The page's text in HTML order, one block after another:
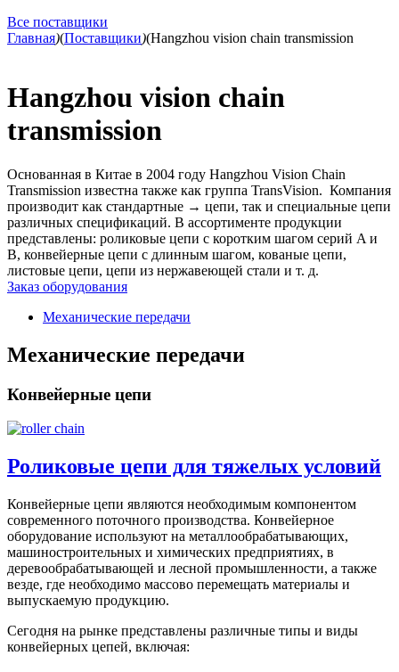
Все поставщики
Главная)(Поставщики)(Hangzhou vision chain transmission
Hangzhou vision chain
transmission
Основанная в Китае в 2004 году Hangzhou Vision Chain
Transmission известна также как группа TransVision. Компания
производит как стандартные → цепи, так и специальные цепи
различных спецификаций. В ассортименте продукции
представлены: роликовые цепи с коротким шагом серий A и
B, конвейерные цепи с длинным шагом, кованые цепи,
листовые цепи, цепи из нержавеющей стали и т. д.
Заказ оборудования
Механические передачи
Механические передачи
Конвейерные цепи
Роликовые цепи для тяжелых условий
Конвейерные цепи являются необходимым компонентом
современного поточного производства. Конвейерное
оборудование используют на металлообрабатывающих,
машиностроительных и химических предприятиях, в
деревообрабатывающей и лесной промышленности, а также
везде, где необходимо массово перемещать материалы и
выпускаемую продукцию.
Сегодня на рынке представлены различные типы и виды
конвейерных цепей, включая: